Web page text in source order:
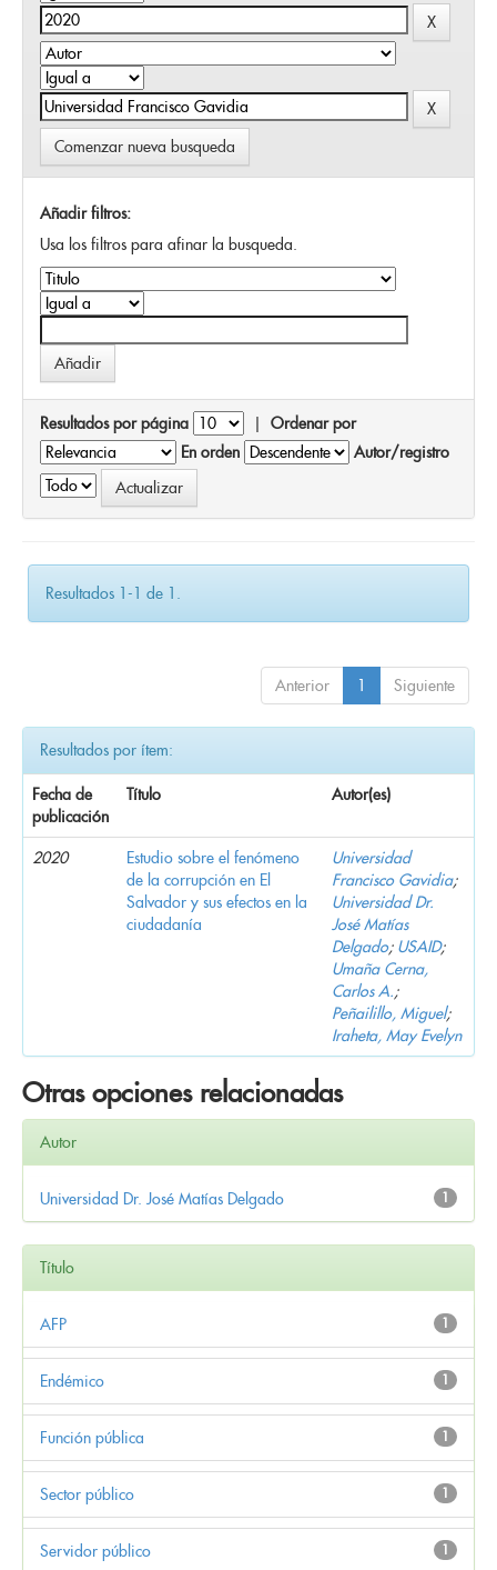
Comenzar nueva busqueda
Añadir filtros:
Usa los filtros para afinar la busqueda.
Resultados por página | Ordenar por
En orden
Autor/registro
Resultados 1-1 de 1.
Anterior 1 Siguiente
Resultados por ítem:
Fecha de
publicación
Título Autor(es)
2020
Estudio sobre el fenómeno
de la corrupción en El
Salvador y sus efectos en la
ciudadanía
Universidad
Francisco Gavidia;
Universidad Dr.
José Matías
Delgado; USAID;
Umaña Cerna,
Carlos A.;
Peñailillo, Miguel;
Iraheta, May Evelyn
Otras opciones relacionadas
Autor
1
Universidad Dr. José Matías Delgado
Título
1
AFP
1
Endémico
1
Función pública
1
Sector público
1
Servidor público